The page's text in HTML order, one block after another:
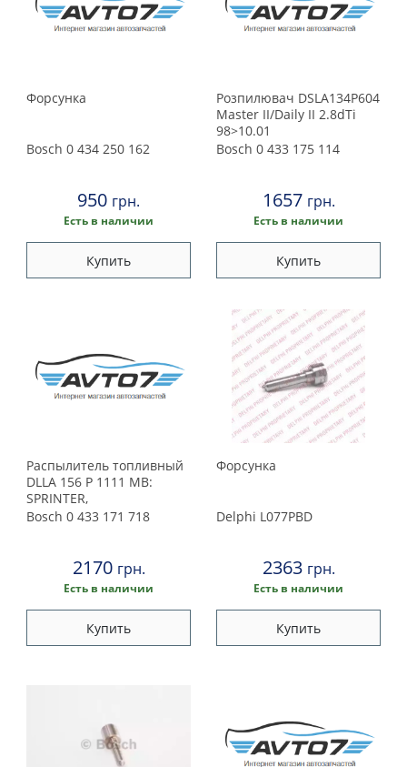
Форсунка
Bosch 0 434 250 162
950 грн.
Есть в наличии
Купить
Розпилювач DSLA134P604
Master II/Daily II 2.8dTi
98>10.01
Bosch 0 433 175 114
1657 грн.
Есть в наличии
Купить
Распылитель топливный
DLLA 156 P 1111 MB:
SPRINTER,
W163/W220/W463
Bosch 0 433 171 718
2170 грн.
Есть в наличии
Купить
Форсунка
Delphi L077PBD
2363 грн.
Есть в наличии
Купить